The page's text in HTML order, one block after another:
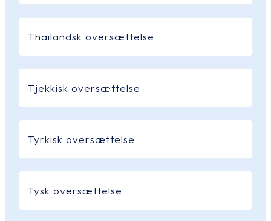
Thailandsk oversættelse
Tjekkisk oversættelse
Tyrkisk oversættelse
Tysk oversættelse